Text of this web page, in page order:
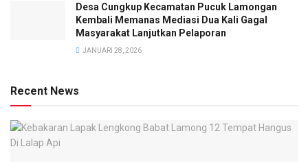
Desa Cungkup Kecamatan Pucuk Lamongan
Kembali Memanas Mediasi Dua Kali Gagal
Masyarakat Lanjutkan Pelaporan
JANUARI 28, 2026
Recent News